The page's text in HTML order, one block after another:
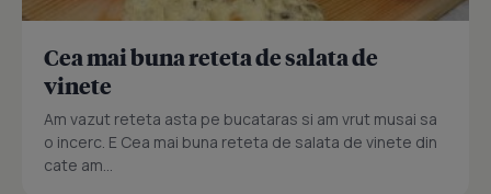
Cea mai buna reteta de salata de
vinete
Am vazut reteta asta pe bucataras si am vrut musai sa
o incerc. E Cea mai buna reteta de salata de vinete din
cate am...